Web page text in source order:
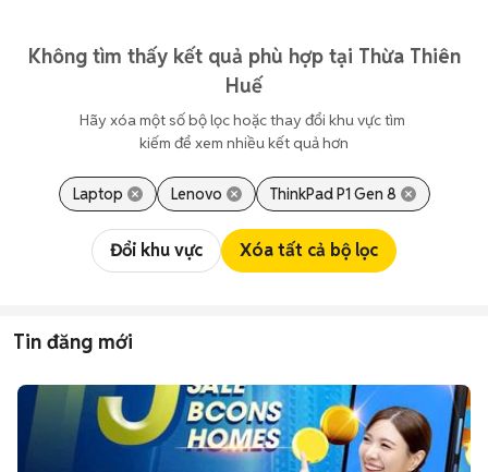
Không tìm thấy kết quả phù hợp tại Thừa Thiên
Huế
Hãy xóa một số bộ lọc hoặc thay đổi khu vực tìm
kiếm để xem nhiều kết quả hơn
Laptop Lenovo ThinkPad P1 Gen 8
Đổi khu vực Xóa tất cả bộ lọc
Tin đăng mới